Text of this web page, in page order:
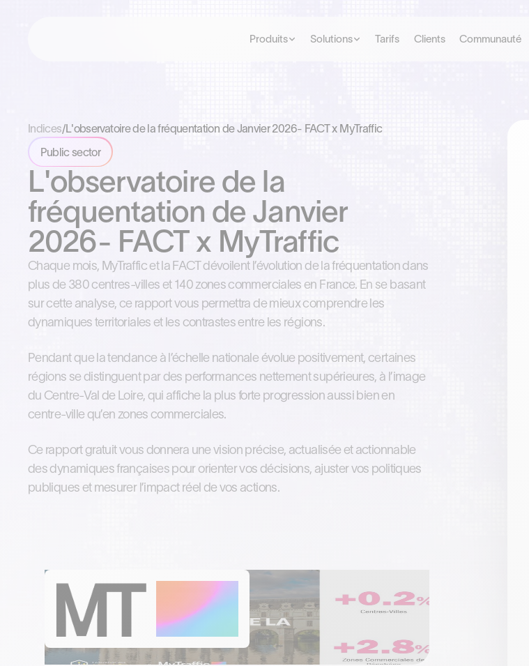
Produits Solutions Tarifs Clients Communauté
Indices/L'observatoire de la fréquentation de Janvier 2026- FACT x MyTraffic
Public sector
L'observatoire de la
fréquentation de Janvier
2026- FACT x MyTraffic
Chaque mois, MyTraffic et la FACT dévoilent l’évolution de la fréquentation dans
plus de 380 centres-villes et 140 zones commerciales en France. En se basant
sur cette analyse, ce rapport vous permettra de mieux comprendre les
dynamiques territoriales et les contrastes entre les régions.
Pendant que la tendance à l’échelle nationale évolue positivement, certaines
régions se distinguent par des performances nettement supérieures, à l’image
du Centre-Val de Loire, qui affiche la plus forte progression aussi bien en
centre-ville qu’en zones commerciales.
Ce rapport gratuit vous donnera une vision précise, actualisée et actionnable
des dynamiques françaises pour orienter vos décisions, ajuster vos politiques
publiques et mesurer l’impact réel de vos actions.